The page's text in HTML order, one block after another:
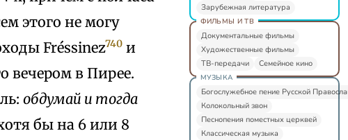
этого не могу
Fréssinez740и
вечером в Пирее.
обдумай и тогда
бы на 6 или 8
Зарубежная литература
ФИЛЬМЫ И ТВ
Документальные фильмы
Художественные фильмы
ТВ-передачи
Семейное кино
МУЗЫКА
Богослужебное пение Русской
Колокольный звон
Песнопения поместных церквей
Классическая музыка